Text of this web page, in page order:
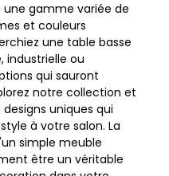
une gamme variée de
et couleurs
une table basse
industrielle ou
qui sauront
notre collection et
uniques qui
à votre salon. La
simple meuble
être un véritable